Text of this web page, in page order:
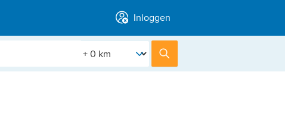
Inloggen
[Straal]